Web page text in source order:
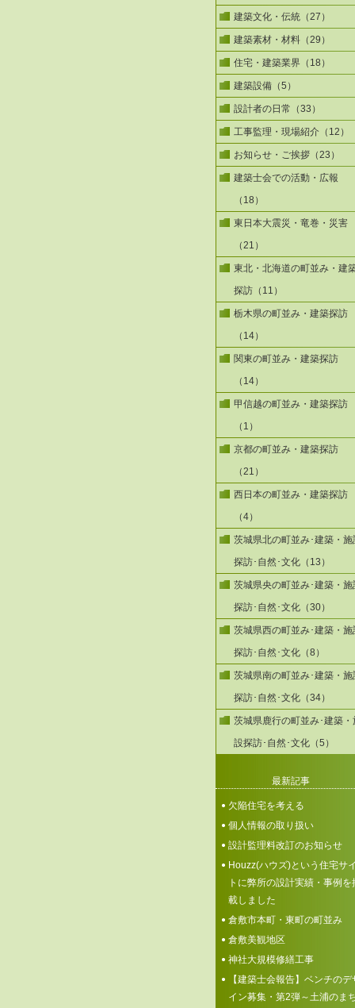
建築文化・伝統（27）
建築素材・材料（29）
住宅・建築業界（18）
建築設備（5）
設計者の日常（33）
工事監理・現場紹介（12）
お知らせ・ご挨拶（23）
建築士会での活動・広報
（18）
東日本大震災・竜巻・災害
（21）
東北・北海道の町並み・建
探訪（11）
栃木県の町並み・建築探訪
（14）
関東の町並み・建築探訪
（14）
甲信越の町並み・建築探訪
（1）
京都の町並み・建築探訪
（21）
西日本の町並み・建築探訪
（4）
茨城県北の町並み･建築・施
探訪･自然･文化（13）
茨城県央の町並み･建築・施
探訪･自然･文化（30）
茨城県西の町並み･建築・施
探訪･自然･文化（8）
茨城県南の町並み･建築・施
探訪･自然･文化（34）
茨城県鹿行の町並み･建築・
設探訪･自然･文化（5）
最新記事
欠陥住宅を考える
個人情報の取り扱い
設計監理料改訂のお知らせ
Houzz(ハウズ)という住宅サ
トに弊所の設計実績・事例を
載しました
倉敷市本町・東町の町並み
倉敷美観地区
神社大規模修繕工事
【建築士会報告】ベンチのデ
イン募集・第2弾～土浦のま